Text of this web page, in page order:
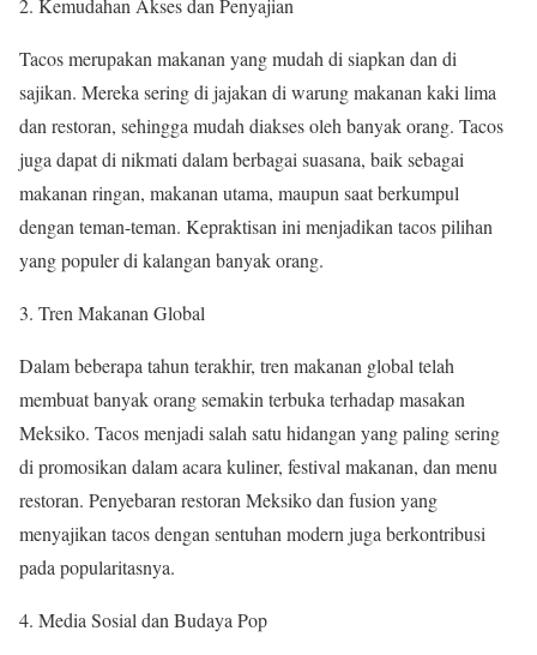
2. Kemudahan Akses dan Penyajian
Tacos merupakan makanan yang mudah di siapkan dan di
sajikan. Mereka sering di jajakan di warung makanan kaki lima
dan restoran, sehingga mudah diakses oleh banyak orang. Tacos
juga dapat di nikmati dalam berbagai suasana, baik sebagai
makanan ringan, makanan utama, maupun saat berkumpul
dengan teman-teman. Kepraktisan ini menjadikan tacos pilihan
yang populer di kalangan banyak orang.
3. Tren Makanan Global
Dalam beberapa tahun terakhir, tren makanan global telah
membuat banyak orang semakin terbuka terhadap masakan
Meksiko. Tacos menjadi salah satu hidangan yang paling sering
di promosikan dalam acara kuliner, festival makanan, dan menu
restoran. Penyebaran restoran Meksiko dan fusion yang
menyajikan tacos dengan sentuhan modern juga berkontribusi
pada popularitasnya.
4. Media Sosial dan Budaya Pop